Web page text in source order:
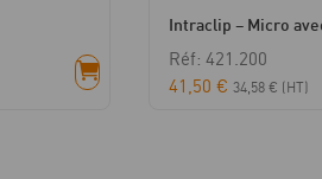
Intraclip – Micro
Réf: 421.200
41,50€ 34,58€ (HT)